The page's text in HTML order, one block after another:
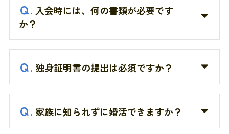
Ｑ. 入会時には、何の書類が必要です
か？
Ｑ. 独身証明書の提出は必須ですか？
Ｑ. 家族に知られずに婚活できますか？